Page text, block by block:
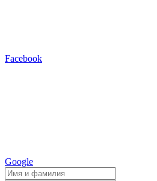
Facebook
Google